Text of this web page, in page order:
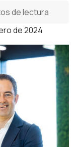
de 2024
de lectura